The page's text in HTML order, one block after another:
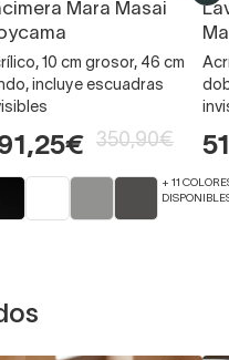
Mara Masai
10 cm grosor, 46 cm
incluye escuadras
350,90€
+ 11